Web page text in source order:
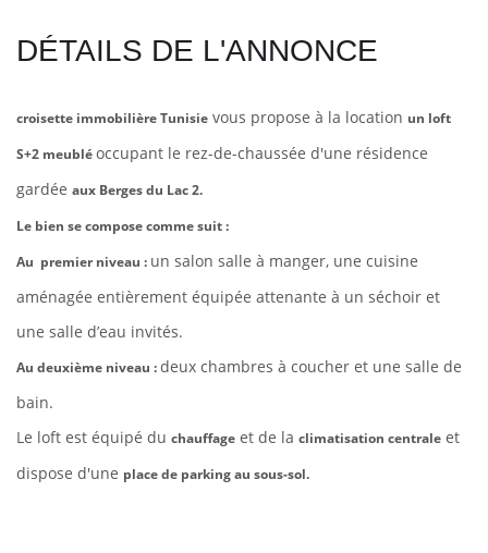
DÉTAILS DE L'ANNONCE
croisette immobilière Tunisie vous propose à la location un loft
S+2 meubléoccupant le rez-de-chaussée d'une résidence
gardée aux Berges du Lac 2.
Le bien se compose comme suit :
Au premier niveau : un salon salle à manger, une cuisine
aménagée entièrement équipée attenante à un séchoir et
une salle d’eau invités.
Au deuxième niveau :deux chambres à coucher et une salle de
bain.
Le loft est équipé du chauffage et de la climatisation centrale et
dispose d'une place de parking au sous-sol.